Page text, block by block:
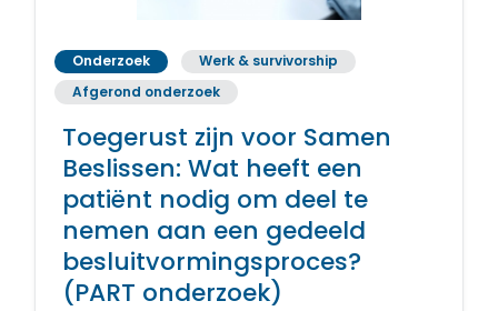
Onderzoek
Werk & survivorship
Afgerond onderzoek
Toegerust zijn voor Samen
Beslissen: Wat heeft een
patiënt nodig om deel te
nemen aan een gedeeld
besluitvormingsproces?
(PART onderzoek)